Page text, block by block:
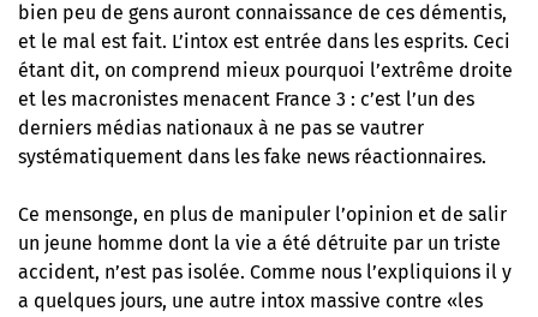
bien peu de gens auront connaissance de ces démentis,
et le mal est fait. L’intox est entrée dans les esprits. Ceci
étant dit, on comprend mieux pourquoi l’extrême droite
et les macronistes menacent France 3 : c’est l’un des
derniers médias nationaux à ne pas se vautrer
systématiquement dans les fake news réactionnaires.
Ce mensonge, en plus de manipuler l’opinion et de salir
un jeune homme dont la vie a été détruite par un triste
accident, n’est pas isolée. Comme nous l’expliquions il y
a quelques jours, une autre intox massive contre «les